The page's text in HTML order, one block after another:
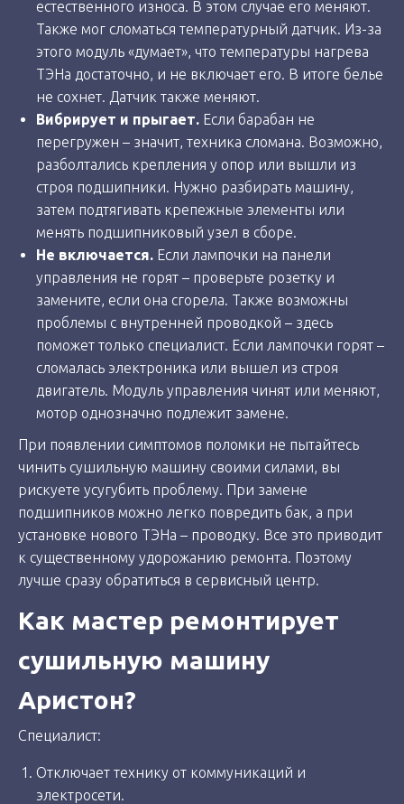
естественного износа. В этом случае его меняют.
Также мог сломаться температурный датчик. Из-за
этого модуль «думает», что температуры нагрева
ТЭНа достаточно, и не включает его. В итоге белье
не сохнет. Датчик также меняют.
Вибрирует и прыгает. Если барабан не
перегружен – значит, техника сломана. Возможно,
разболтались крепления у опор или вышли из
строя подшипники. Нужно разбирать машину,
затем подтягивать крепежные элементы или
менять подшипниковый узел в сборе.
Не включается. Если лампочки на панели
управления не горят – проверьте розетку и
замените, если она сгорела. Также возможны
проблемы с внутренней проводкой – здесь
поможет только специалист. Если лампочки горят –
сломалась электроника или вышел из строя
двигатель. Модуль управления чинят или меняют,
мотор однозначно подлежит замене.
При появлении симптомов поломки не пытайтесь
чинить сушильную машину своими силами, вы
рискуете усугубить проблему. При замене
подшипников можно легко повредить бак, а при
установке нового ТЭНа – проводку. Все это приводит
к существенному удорожанию ремонта. Поэтому
лучше сразу обратиться в сервисный центр.
Как мастер ремонтирует
сушильную машину
Аристон?
Специалист:
Отключает технику от коммуникаций и
электросети.